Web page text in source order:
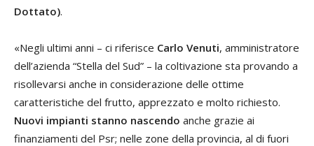
Dottato).
«Negli ultimi anni – ci riferisce Carlo Venuti, amministratore
dell’azienda “Stella del Sud” – la coltivazione sta provando a
risollevarsi anche in considerazione delle ottime
caratteristiche del frutto, apprezzato e molto richiesto.
Nuovi impianti stanno nascendo anche grazie ai
finanziamenti del Psr; nelle zone della provincia, al di fuori